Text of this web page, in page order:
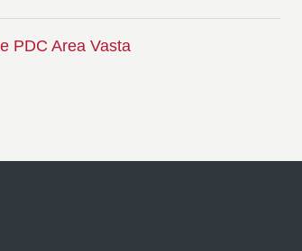
PDC Area Vasta